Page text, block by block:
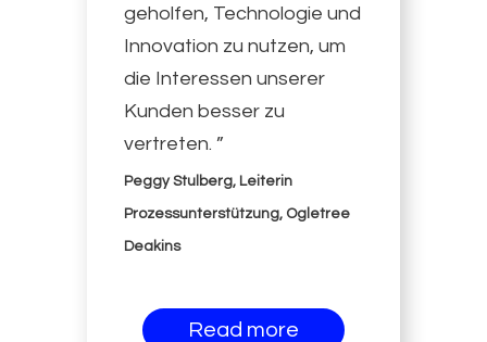
geholfen, Technologie und
Innovation zu nutzen, um
die Interessen unserer
Kunden besser zu
vertreten. ”
Peggy Stulberg, Leiterin
Prozessunterstützung, Ogletree
Deakins
Read more